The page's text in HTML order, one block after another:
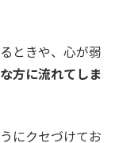
ときや、心が弱
方に流れてしま
にクセづけてお